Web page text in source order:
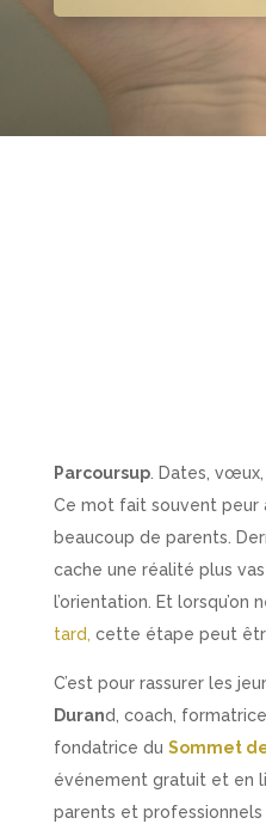
Parcoursup. Dates, vœux,
Ce mot fait souvent peur
beaucoup de parents.
cache une réalité plus
l’orientation. Et lorsqu’on
tard, cette étape peut
C’est pour rassurer les
Durand, coach,
fondatrice du Sommet
événement gratuit et en
parents et professionnels